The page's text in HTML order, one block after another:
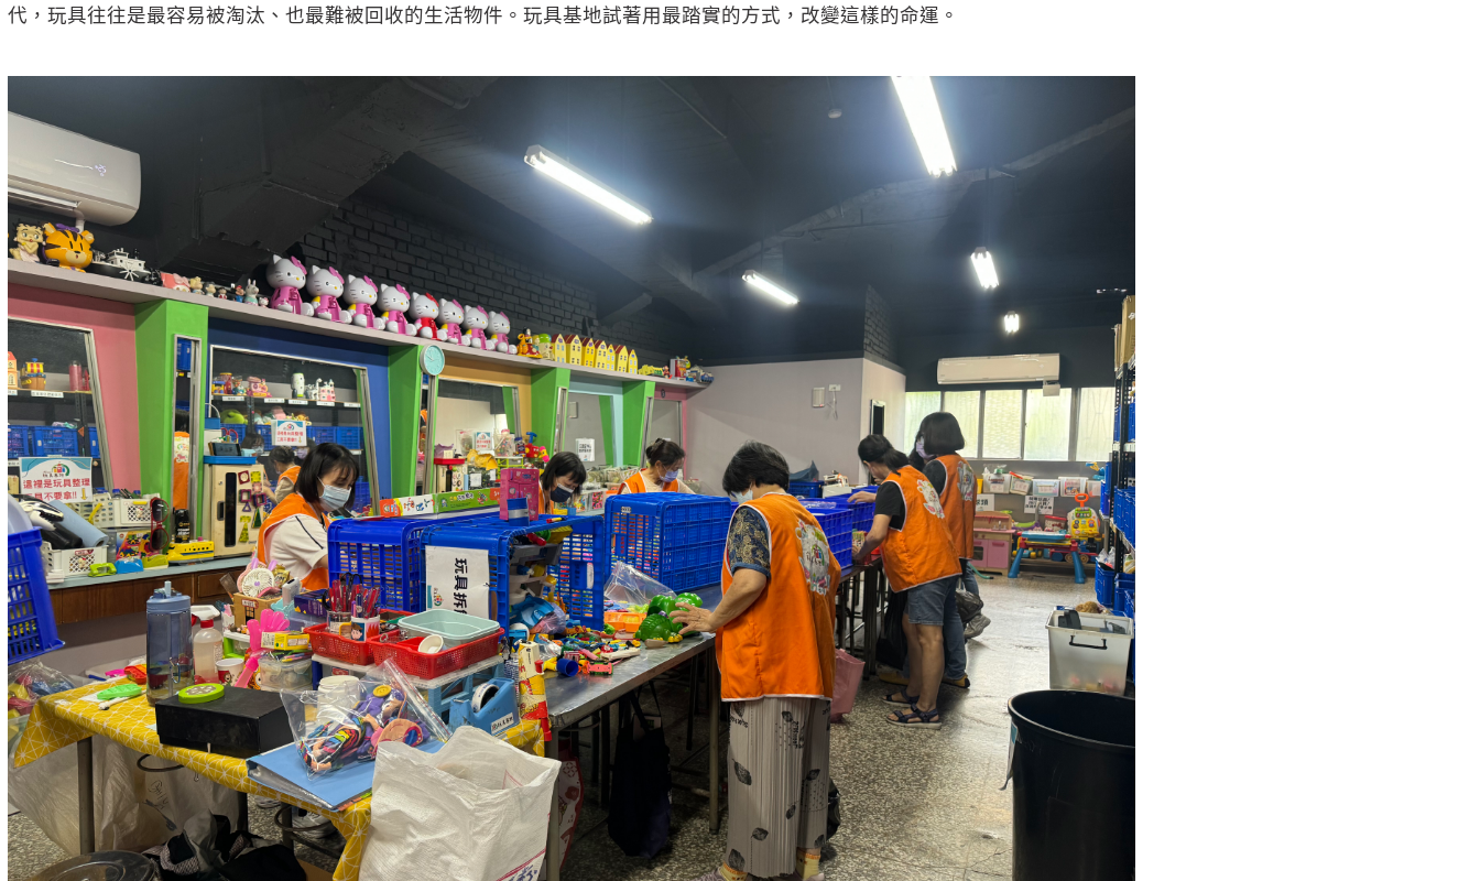
代，玩具往往是最容易被淘汰、也最難被回收的生活物件。玩具基地試著用最踏實的方式，改變這樣的命運。